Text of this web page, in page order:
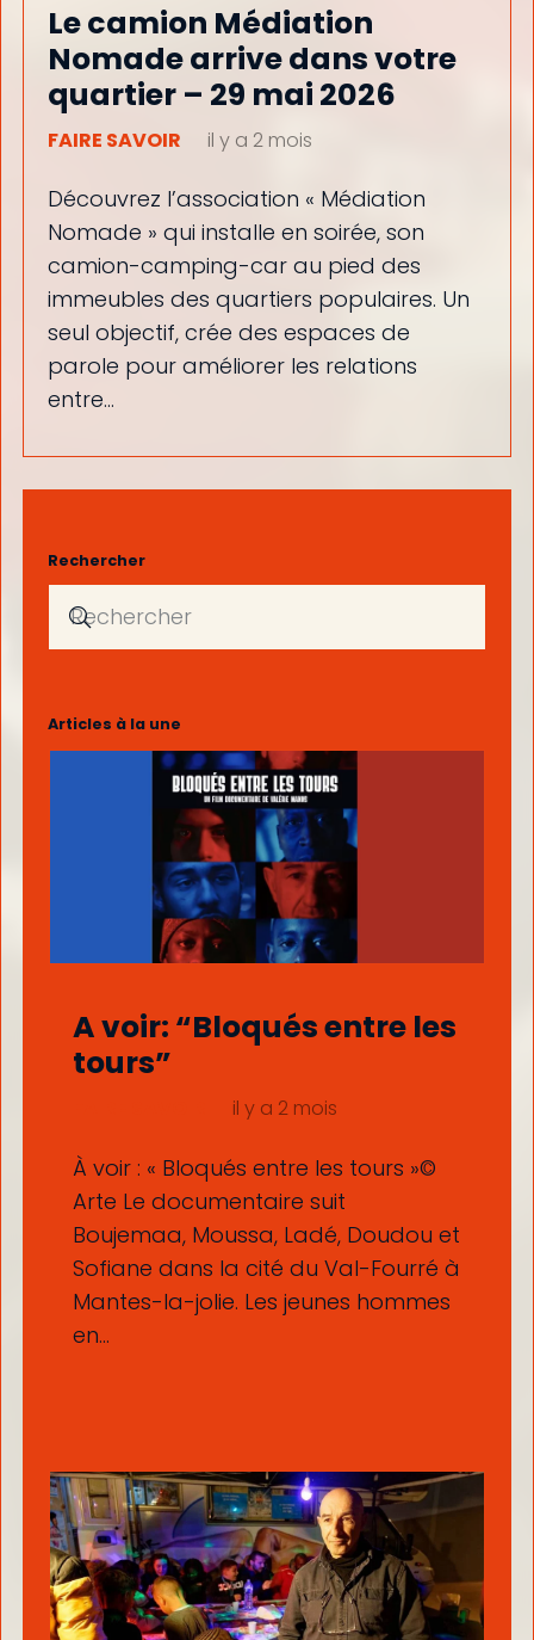
Le camion Médiation
Nomade arrive dans votre
quartier – 29 mai 2026
FAIRE SAVOIR il y a 2 mois
Découvrez l’association « Médiation
Nomade » qui installe en soirée, son
camion-camping-car au pied des
immeubles des quartiers populaires. Un
seul objectif, crée des espaces de
parole pour améliorer les relations
entre…
Rechercher
Articles à la une
A voir: “Bloqués entre les
tours”
il y a 2 mois
À voir : « Bloqués entre les tours »©
Arte Le documentaire suit
Boujemaa, Moussa, Ladé, Doudou et
Sofiane dans la cité du Val-Fourré à
Mantes-la-jolie. Les jeunes hommes
en…